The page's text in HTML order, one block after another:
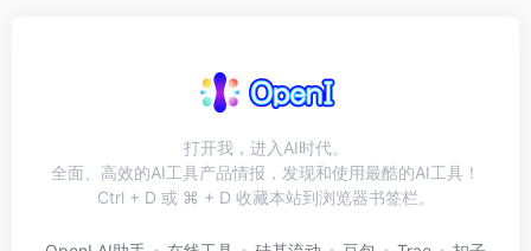
打开我，进入AI时代。
全面、高效的AI工具产品情报，发现和使用最酷的AI工具！
Ctrl + D 或 ⌘ + D 收藏本站到浏览器书签栏。